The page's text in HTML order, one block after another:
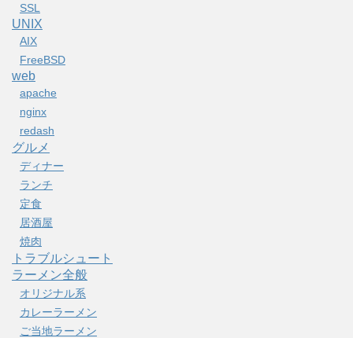
SSL
UNIX
AIX
FreeBSD
web
apache
nginx
redash
グルメ
ディナー
ランチ
定食
居酒屋
焼肉
トラブルシュート
ラーメン全般
オリジナル系
カレーラーメン
ご当地ラーメン